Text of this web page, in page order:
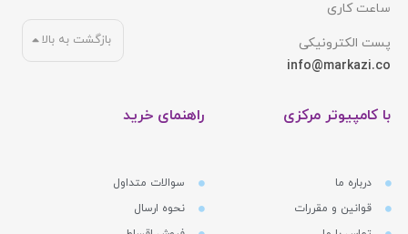
ساعت کاری
پست الکترونیکی
info@markazi.co
با کامپیوتر مرکزی
درباره ما
قوانین و مقررات
راهنمای خرید
سوالات متداول
نحوه ارسال
بازگشت به بالا